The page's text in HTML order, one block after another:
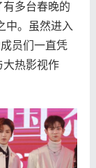
多台春晚的
中。虽然进入
员们一直凭
大热影视作